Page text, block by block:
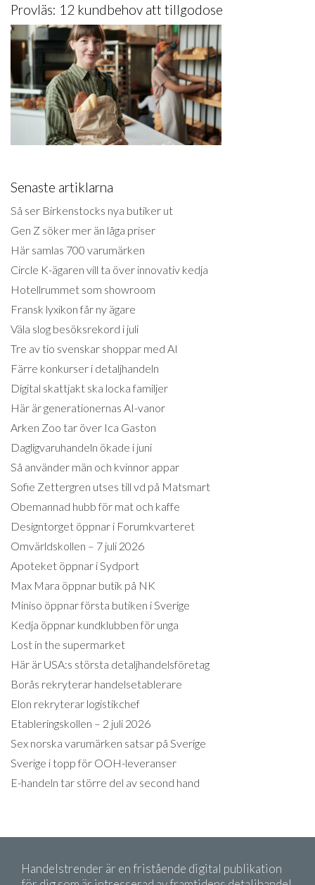
Provläs: 12 kundbehov att tillgodose
Senaste artiklarna
Så ser Birkenstocks nya butiker ut
Gen Z söker mer än låga priser
Här samlas 700 varumärken
Circle K-ägaren vill ta över innovativ kedja
Hotellrummet som showroom
Fransk lyxikon får ny ägare
Väla slog besöksrekord i juli
Tre av tio svenskar shoppar med AI
Färre konkurser i detaljhandeln
Digital skattjakt ska locka familjer
Här är generationernas AI-vanor
Arken Zoo tar över Ica Gaston
Dagligvaruhandeln ökade i juni
Så använder män och kvinnor appar
Sofie Zettergren utses till vd på Matsmart
Obemannad hubb för mat och kaffe
Designtorget öppnar i Forumkvarteret
Omvärldskollen – 7 juli 2026
Apoteket öppnar i Sydport
Max Mara öppnar butik på NK
Miniso öppnar första butiken i Sverige
Kedja öppnar kundklubben för unga
Lost in the supermarket
Här är USA:s största detaljhandelsföretag
Borås rekryterar handelsetablerare
Elon rekryterar logistikchef
Etableringskollen – 2 juli 2026
Sex norska varumärken satsar på Sverige
Sverige i topp för OOH-leveranser
E-handeln tar större del av second hand
Handelstrender är en fristående digital publikation